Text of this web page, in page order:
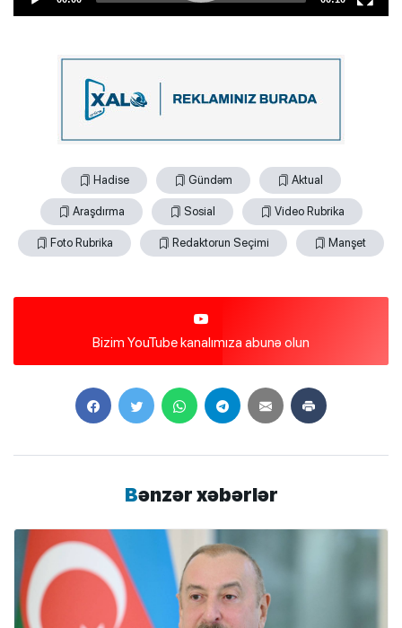
00:00 00:10
Hadise Gündəm Aktual
Araşdırma Sosial Video Rubrika
Foto Rubrika Redaktorun Seçimi Manşet
Bizim YouTube kanalımıza abunə olun
Bənzər xəbərlər